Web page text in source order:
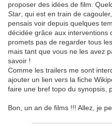
proposer des idées de film.
Star , qui est en train de
pensais voir depuis quelques
décidée grâce aux interventions
promets pas de regarder tous
mais tant que vous ne les avez
savoir !
Comme les trailers me sont
ajouter un lien vers la fiche
faire une bref topo du synopsis,
Bon, un an de films !!! Allez, je